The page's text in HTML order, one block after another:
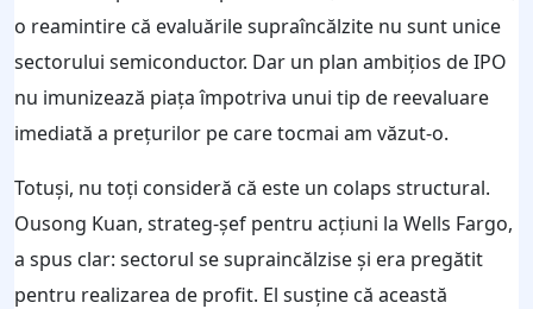
o reamintire că evaluările supraîncălzite nu sunt unice
sectorului semiconductor. Dar un plan ambițios de IPO
nu imunizează piața împotriva unui tip de reevaluare
imediată a prețurilor pe care tocmai am văzut-o.
Totuși, nu toți consideră că este un colaps structural.
Ousong Kuan, strateg-șef pentru acțiuni la Wells Fargo,
a spus clar: sectorul se supraincălzise și era pregătit
pentru realizarea de profit. El susține că această